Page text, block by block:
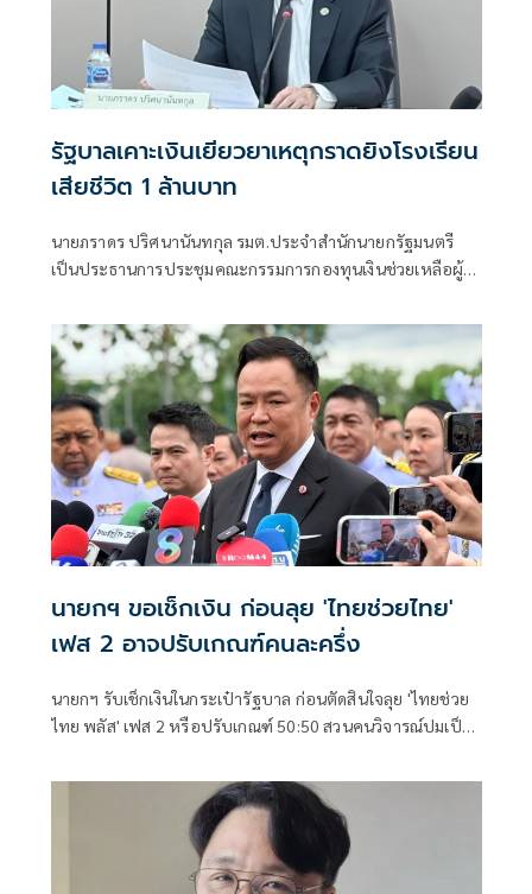
รัฐบาลเคาะเงินเยียวยาเหตุกราดยิงโรงเรียน
เสียชีวิต 1 ล้านบาท
นายภราดร ปริศนานันทกุล รมต.ประจำสำนักนายกรัฐมนตรี
เป็นประธานการประชุมคณะกรรมการกองทุนเงินช่วยเหลือผู้
จังหวัดนนทบุรี เพื่อพิจารณาเงินเยียวยาช่วยเหลือ โดยมีนาง
ยุพา ทวีวัฒนะกิจบวร ปลัดสำนักนายกรัฐมนตรี รายงานถึง
สถานะเงินช่วยเหลือของกองทุน ขณะนี้เหลืออยู่ที่ 254 ล้าน
บาท
นายกฯ ขอเช็กเงิน ก่อนลุย 'ไทยช่วยไทย'
เฟส 2 อาจปรับเกณฑ์คนละครึ่ง
นายกฯ รับเช็กเงินในกระเป๋ารัฐบาล ก่อนตัดสินใจลุย 'ไทยช่วย
ไทย พลัส' เฟส 2 หรือปรับเกณฑ์ 50:50 สวนคนวิจารณ์ปมเป็น
แข็งแรง